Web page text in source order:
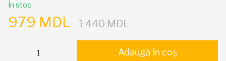
În stoc
979 MDL 1 440 MDL
Adaugă în coș